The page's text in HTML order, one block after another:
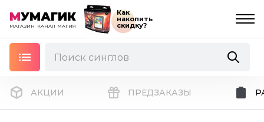
МУМАГИК
МАГАЗИН КАНАЛ МАГИЯ
Как
накопить
скидку?
АКЦИИ ПРЕДЗАКАЗЫ